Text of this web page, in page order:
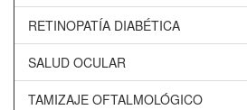
RETINOPATÍA DIABÉTICA
SALUD OCULAR
TAMIZAJE OFTALMOLÓGICO